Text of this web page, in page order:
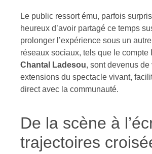
Le public ressort ému, parfois
heureux d’avoir partagé ce temps
prolonger l’expérience sous un
réseaux sociaux, tels que le compte
Chantal Ladesou, sont devenus
extensions du spectacle vivant,
direct avec la communauté.
De la scène à
trajectoires